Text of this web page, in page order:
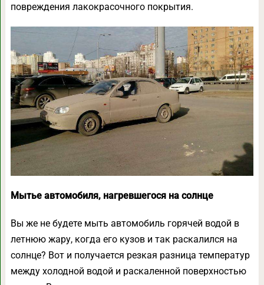
повреждения лакокрасочного покрытия.
Мытье автомобиля, нагревшегося на солнце
Вы же не будете мыть автомобиль горячей водой в
летнюю жару, когда его кузов и так раскалился на
солнце? Вот и получается резкая разница температур
между холодной водой и раскаленной поверхностью